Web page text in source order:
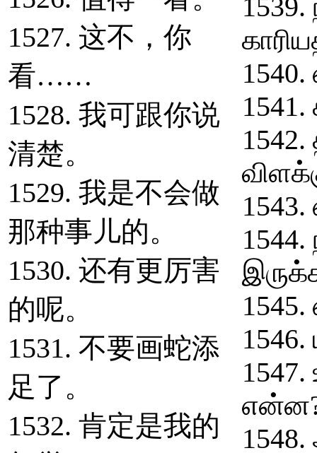
1527. 这不，你
看……
1528. 我可跟你说
清楚。
1529. 我是不会做
那种事儿的。
1530. 还有更厉害
的呢。
1531. 不要画蛇添
足了。
1532. 肯定是我的